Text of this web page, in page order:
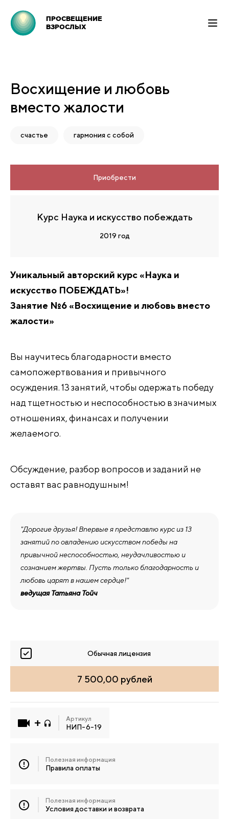
ПРОСВЕЩЕНИЕ
ВЗРОСЛЫХ
Восхищение и любовь
вместо жалости
счастье гармония с собой
Приобрести
Курс Наука и искусство побеждать
2019 год
Уникальный авторский курс «Наука и
искусство ПОБЕЖДАТЬ»!
Занятие №6 «Восхищение и любовь вместо
жалости»
Вы научитесь благодарности вместо
самопожертвования и привычного
осуждения. 13 занятий, чтобы одержать победу
над тщетностью и неспособностью в значимых
отношениях, финансах и получении
желаемого.
Обсуждение, разбор вопросов и заданий не
оставят вас равнодушным!
"Дорогие друзья! Впервые я представлю курс из 13
занятий по овладению искусством победы на
привычной неспособностью, неудачливостью и
сознанием жертвы. Пусть только благодарность и
любовь царят в нашем сердце!"
ведущая Татьяна Тойч
Обычная лицензия
7 500,00 рублей
Артикул
НИП-6-19
Полезная информация
Правила оплаты
Полезная информация
Условия доставки и возврата